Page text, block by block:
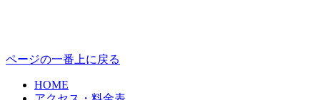
ページの一番上に戻る
HOME